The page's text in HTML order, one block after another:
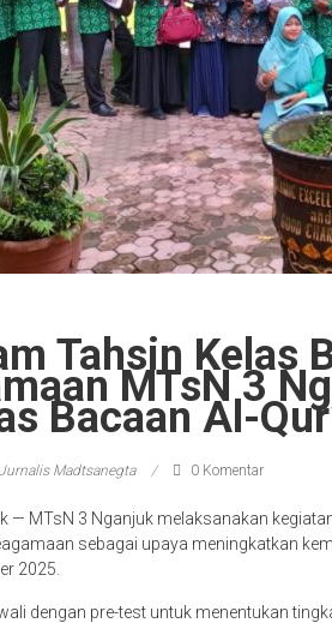
Tahsin Kelas
MTsN 3
Bacaan Al-
Madtsanegta 0 Komentar
— MTsN 3 Nganjuk melaksanakan
sebagai upaya meningkatkan
2025.
dengan pre-test untuk menentukan